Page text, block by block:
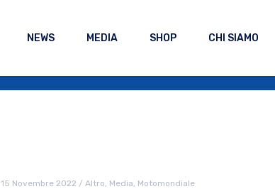
NEWS MEDIA SHOP CHI SIAMO
15 Novembre 2022 / Altro, Media, Motomondiale